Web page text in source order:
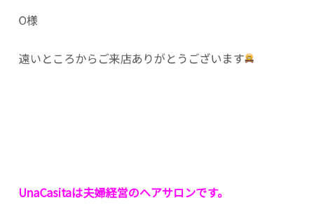
O様
遠いところからご来店ありがとうございます
UnaCasitaは夫婦経営のヘアサロンです。